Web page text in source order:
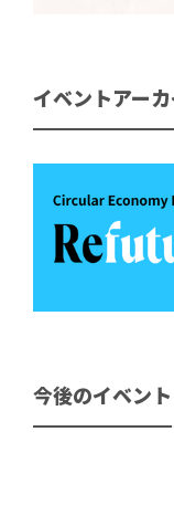
イベントアー
今後のイベント